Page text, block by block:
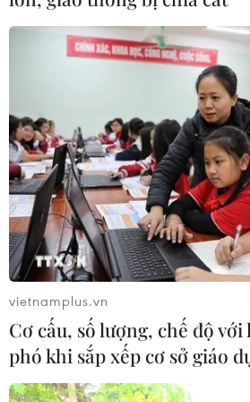
giao hệ thống phòng không cho
Ukraine
Thắt chặt tình hữu nghị sắt son
các cựu chuyên gia quân sự Nga
Việt Nam
06/08/2026 06:23
Anh công bố kết quả điều tra
đầu vụ đâm dao ở trung tâm
06/08/2026 06:00
Ba Lan thảo luận việc thành lập
vietnamplus.vn
Cơ cấu, số lượng, chế độ
phó khi sắp xếp cơ sở giáo